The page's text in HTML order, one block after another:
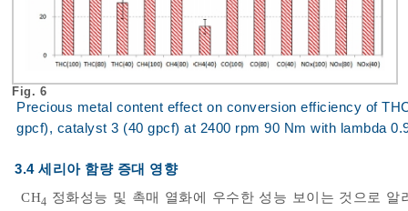
Fig. 6
Precious metal content effect on conversion efficiency of
gpcf), catalyst 3 (40 gpcf) at 2400 rpm 90 Nm with lambda
3.4 세리아 함량 증대 영향
CH4 정화성능 및 촉매 열화에 우수한 성능 보이는 것으로